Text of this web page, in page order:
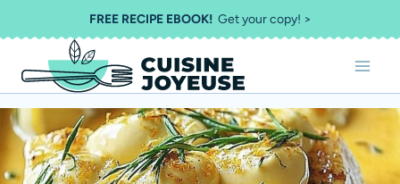
au
contenu
FREE RECIPE EBOOK!Get your copy! >